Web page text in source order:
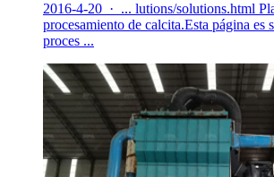
2016-4-20 · ... lutions/solutions.html
procesamiento de calcita.Esta página es
proces ...